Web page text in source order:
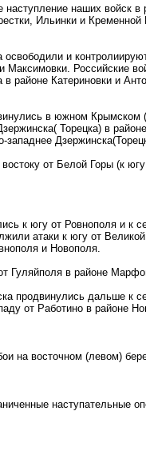
наших войск
Ильинки и
и
Максимовки. Российские
районе Катериновки и
в южном Крымском
Торецка) в
от Белой Горы (к
к югу от Ровнополя и к
атаки к югу от
и Новополя.
Гуляйполя в районе
продвинулись дальше к
от Работино в районе
на восточном (левом)
наступательные